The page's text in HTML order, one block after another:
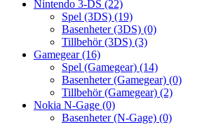
Nintendo 3-DS (22)
Spel (3DS) (19)
Basenheter (3DS) (0)
Tillbehör (3DS) (3)
Gamegear(16)
Spel (Gamegear) (14)
Basenheter (Gamegear) (0)
Tillbehör (Gamegear) (2)
Nokia N-Gage (0)
Basenheter (N-Gage) (0)